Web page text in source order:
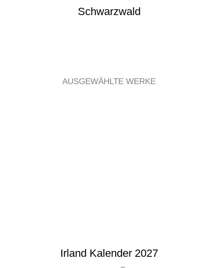
Schwarzwald
AUSGEWÄHLTE WERKE
Irland Kalender 2027